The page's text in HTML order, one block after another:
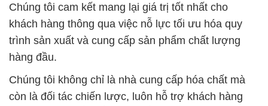
Chúng tôi cam kết mang lại giá trị tốt nhất cho
khách hàng thông qua việc nỗ lực tối ưu hóa quy
trình sản xuất và cung cấp sản phẩm chất lượng
hàng đầu.
Chúng tôi không chỉ là nhà cung cấp hóa chất mà
còn là đối tác chiến lược, luôn hỗ trợ khách hàng